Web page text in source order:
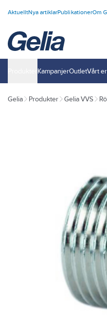
AktuelltNya artiklarPublikationerOm
KampanjerOutletVårt
Gelia Produkter Gelia VVS